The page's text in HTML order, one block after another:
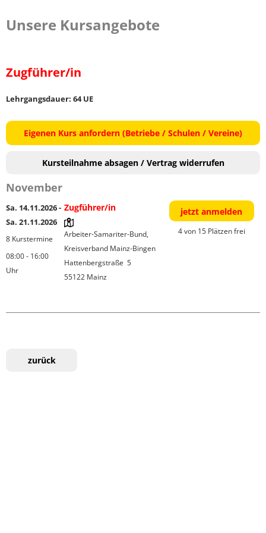
Unsere Kursangebote
Zugführer/in
Lehrgangsdauer: 64 UE
Eigenen Kurs anfordern (Betriebe / Schulen / Vereine)
Kursteilnahme absagen / Vertrag widerrufen
November
Sa. 14.11.2026 -
Sa. 21.11.2026
8 Kurstermine
08:00 - 16:00
Uhr
Zugführer/in
Arbeiter-Samariter-Bund,
Kreisverband Mainz-Bingen
Hattenbergstraße  5
55122 Mainz
jetzt anmelden
4 von 15 Plätzen frei
zurück